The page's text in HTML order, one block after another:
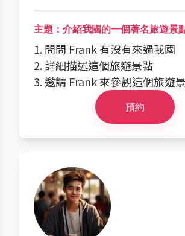
主題：介紹我國的一個著名旅遊景
1. 問問 Frank 有沒有來過我國
2. 詳細描述這個旅遊景點
3. 邀請 Frank 來參觀這個旅遊
預約